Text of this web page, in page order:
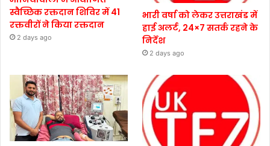
स्वैच्छिक रक्तदान शिविर में 41
रक्तवीरों ने किया रक्तदान
2 days ago
भारी वर्षा को लेकर उत्तराखंड में
हाई अलर्ट, 24×7 सतर्क रहने के
निर्देश
2 days ago